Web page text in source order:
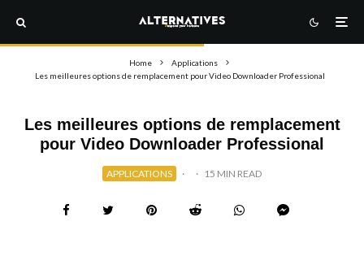
Home
Applications
Les meilleures options de remplacement pour Video Downloader Professional
Les meilleures options de remplacement
pour Video Downloader Professional
APPLICATIONS · · 15 MIN READ